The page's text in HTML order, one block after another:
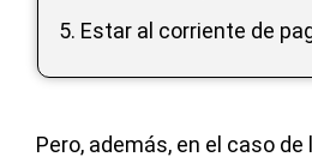
Estar al corriente de
Pero, además, en el caso